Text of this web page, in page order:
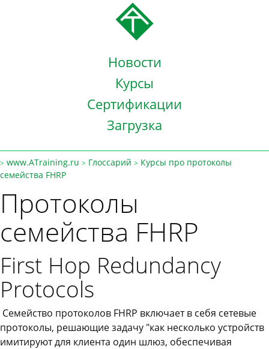
Новости
Курсы
Сертификации
Загрузка
> www.ATraining.ru > Глоссарий > Курсы про протоколы
семейства FHRP
Протоколы
семейства FHRP
First Hop Redundancy
Protocols
Семейство протоколов FHRP включает в себя сетевые
протоколы, решающие задачу "как несколько устройств
имитируют для клиента один шлюз, обеспечивая